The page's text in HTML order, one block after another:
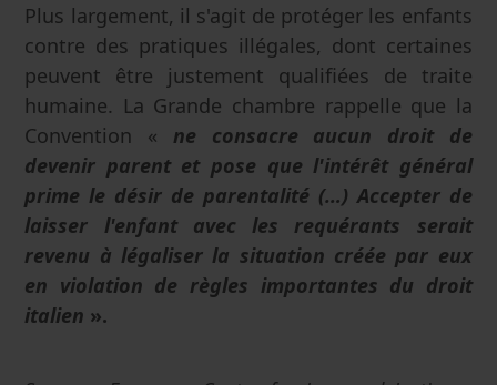
Plus largement, il s'agit de protéger les enfants
contre des pratiques illégales, dont certaines
peuvent être justement qualifiées de traite
humaine. La Grande chambre rappelle que la
Convention « ne consacre aucun droit de
devenir parent et pose que l'intérêt général
prime le désir de parentalité (…) Accepter de
laisser l'enfant avec les requérants serait
revenu à légaliser la situation créée par eux
en violation de règles importantes du droit
italien ».